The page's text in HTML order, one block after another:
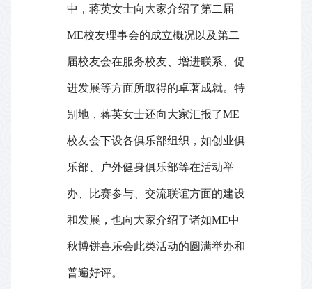
中，蒋英女士向大家介绍了第二届
ME校友理事会的成立概况以及第二
届校友会在服务校友、增进联系、促
进发展等方面所取得的卓著成就。特
别地，蒋英女士还向大家汇报了ME
校友会下设各俱乐部组织，如创业俱
乐部、户外健身俱乐部等在活动举
办、比赛参与、交流联谊方面的建设
和发展，也向大家介绍了诸如ME中
秋博饼喜乐会此类活动的圆满举办和
普遍好评。